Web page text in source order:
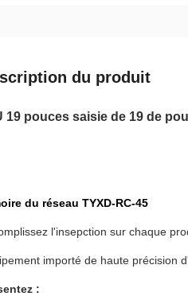
du produit
19 pouces saisie de 19 de
du réseau TYXD-RC-45
l'insepction sur chaque
importé de haute précision
: